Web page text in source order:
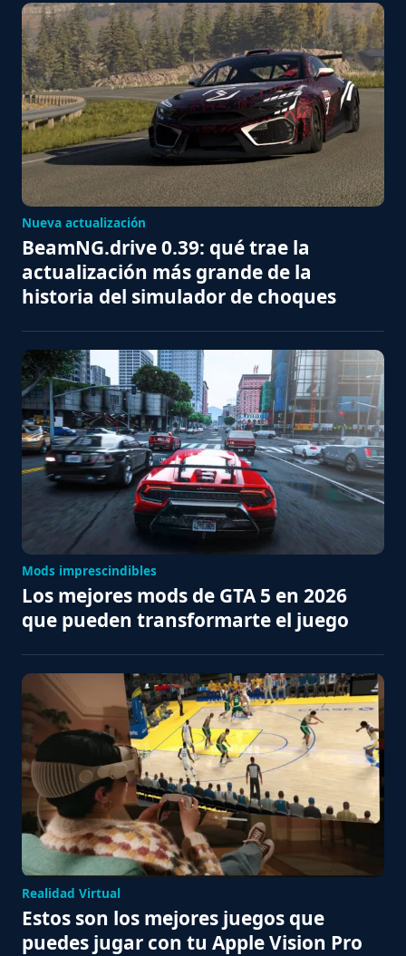
Nueva actualización
BeamNG.drive 0.39: qué trae la
actualización más grande de la
historia del simulador de choques
Mods imprescindibles
Los mejores mods de GTA 5 en 2026
que pueden transformarte el juego
Realidad Virtual
Estos son los mejores juegos que
puedes jugar con tu Apple Vision Pro